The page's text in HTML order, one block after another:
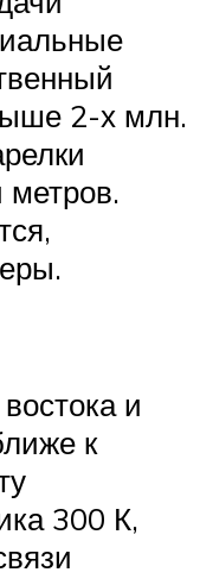
2-х млн.
метров.
и
к
300 К,